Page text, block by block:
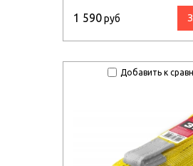
1 590руб
Добавить к